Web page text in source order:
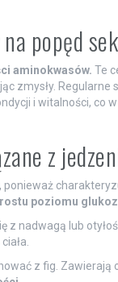
popęd
aminokwasów. Te
zmysły.
i witalności, co
z
poziomu
z nadwagą lub
z fig. Zawierają